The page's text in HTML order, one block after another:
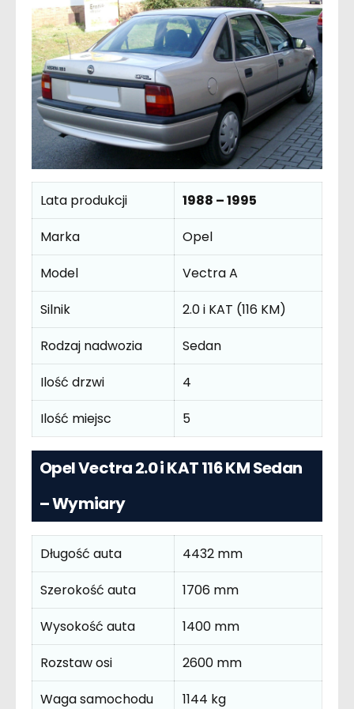
Lata produkcji
1988 – 1995
Marka
Opel
Model
Vectra A
Silnik
2.0 i KAT (116 KM)
Rodzaj nadwozia
Sedan
Ilość drzwi
4
Ilość miejsc
5
Opel Vectra 2.0 i KAT 116 KM Sedan
– Wymiary
Długość auta
4432 mm
Szerokość auta
1706 mm
Wysokość auta
1400 mm
Rozstaw osi
2600 mm
Waga samochodu
1144 kg